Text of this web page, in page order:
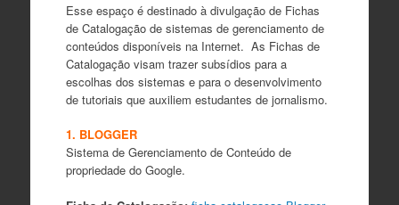
Esse espaço é destinado à divulgação de Fichas
de Catalogação de sistemas de gerenciamento de
conteúdos disponíveis na Internet. As Fichas de
Catalogação visam trazer subsídios para a
escolhas dos sistemas e para o desenvolvimento
de tutoriais que auxiliem estudantes de jornalismo.
1. BLOGGER
Sistema de Gerenciamento de Conteúdo de
propriedade do Google.